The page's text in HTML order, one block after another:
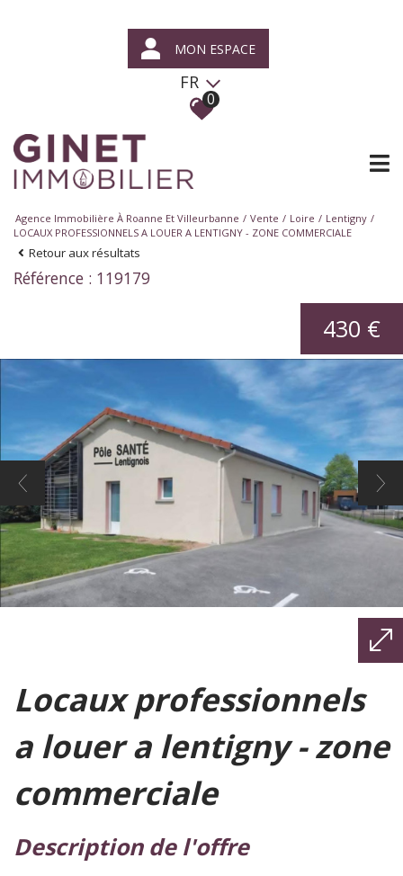
MON ESPACE
FR
0
Agence Immobilière À Roanne Et Villeurbanne Vente Loire
Lentigny
LOCAUX PROFESSIONNELS A LOUER A LENTIGNY - ZONE COMMERCIALE
Retour aux résultats
Référence : 119179
430 €
locaux professionnels
a louer a lentigny - zone
commerciale
description de l'offre